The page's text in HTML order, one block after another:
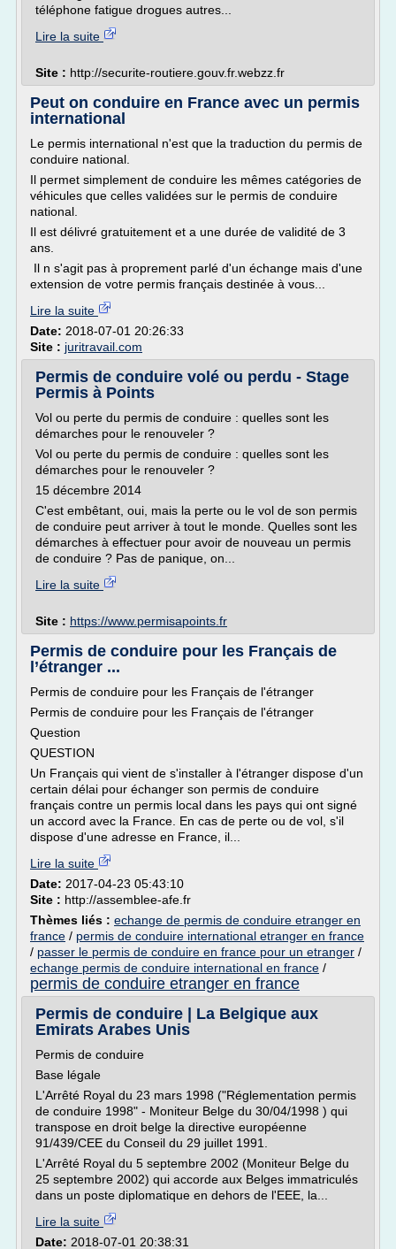
téléphone fatigue drogues autres...
Lire la suite
Site : http://securite-routiere.gouv.fr.webzz.fr
Peut on conduire en France avec un permis
international
Le permis international n'est que la traduction du permis de
conduire national.
Il permet simplement de conduire les mêmes catégories de
véhicules que celles validées sur le permis de conduire
national.
Il est délivré gratuitement et a une durée de validité de 3
ans.
Il n s'agit pas à proprement parlé d'un échange mais d'une
extension de votre permis français destinée à vous...
Lire la suite
Date: 2018-07-01 20:26:33
Site : juritravail.com
Permis de conduire volé ou perdu - Stage
Permis à Points
Vol ou perte du permis de conduire : quelles sont les
démarches pour le renouveler ?
Vol ou perte du permis de conduire : quelles sont les
démarches pour le renouveler ?
15 décembre 2014
C'est embêtant, oui, mais la perte ou le vol de son permis
de conduire peut arriver à tout le monde. Quelles sont les
démarches à effectuer pour avoir de nouveau un permis
de conduire ? Pas de panique, on...
Lire la suite
Site : https://www.permisapoints.fr
Permis de conduire pour les Français de
l’étranger ...
Permis de conduire pour les Français de l'étranger
Permis de conduire pour les Français de l'étranger
Question
QUESTION
Un Français qui vient de s'installer à l'étranger dispose d'un
certain délai pour échanger son permis de conduire
français contre un permis local dans les pays qui ont signé
un accord avec la France. En cas de perte ou de vol, s'il
dispose d'une adresse en France, il...
Lire la suite
Date: 2017-04-23 05:43:10
Site : http://assemblee-afe.fr
Thèmes liés : echange de permis de conduire etranger en
france / permis de conduire international etranger en france
/ passer le permis de conduire en france pour un etranger /
echange permis de conduire international en france /
permis de conduire etranger en france
Permis de conduire | La Belgique aux
Emirats Arabes Unis
Permis de conduire
Base légale
L'Arrêté Royal du 23 mars 1998 ("Réglementation permis
de conduire 1998" - Moniteur Belge du 30/04/1998 ) qui
transpose en droit belge la directive européenne
91/439/CEE du Conseil du 29 juillet 1991.
L'Arrêté Royal du 5 septembre 2002 (Moniteur Belge du
25 septembre 2002) qui accorde aux Belges immatriculés
dans un poste diplomatique en dehors de l'EEE, la...
Lire la suite
Date: 2018-07-01 20:38:31